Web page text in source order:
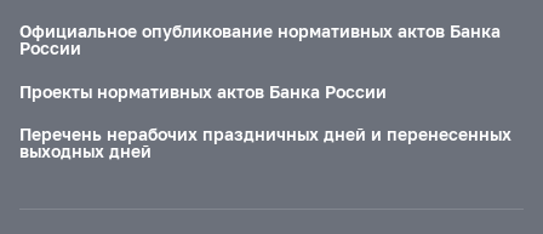
Официальное опубликование нормативных актов Банка
России
Проекты нормативных актов Банка России
Перечень нерабочих праздничных дней и перенесенных
выходных дней